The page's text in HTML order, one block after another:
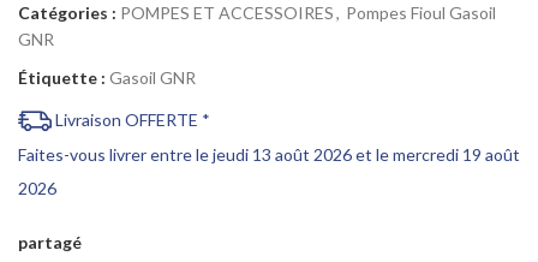
Catégories : POMPES ET ACCESSOIRES, Pompes Fioul Gasoil
GNR
Étiquette : Gasoil GNR
Livraison OFFERTE *
Faites-vous livrer entre le jeudi 13 août 2026 et le mercredi 19 août
2026
partagé